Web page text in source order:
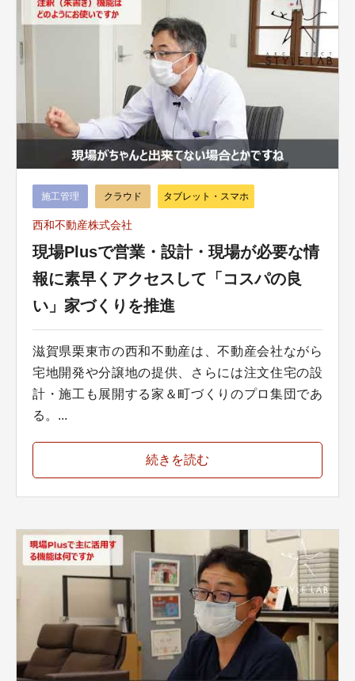
施工管理 クラウド タブレット・スマホ
西和不動産株式会社
現場Plusで営業・設計・現場が必要な情
報に素早くアクセスして「コスパの良
い」家づくりを推進
滋賀県栗東市の西和不動産は、不動産会社ながら
宅地開発や分譲地の提供、さらには注文住宅の設
計・施工も展開する家＆町づくりのプロ集団であ
る。...
続きを読む